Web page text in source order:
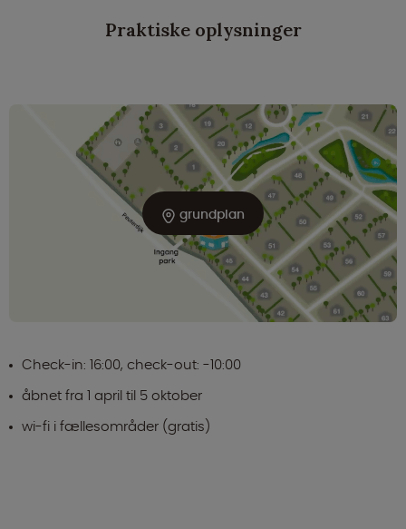
Praktiske oplysninger
grundplan
Check-in: 16:00, check-out: -10:00
åbnet fra 1 april til 5 oktober
wi-fi i fællesområder (gratis)